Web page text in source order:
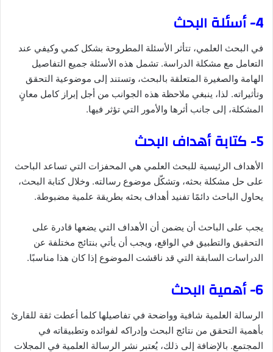
4- أسئلة البحث
في البحث العلمي، تتأثر الأسئلة المطروحة بشكل كمي وكيفي عند
التعامل مع مشكلة الدراسة. تشمل هذه الأسئلة جميع التفاصيل
الهامة والصغيرة المتعلقة بالبحث، وتستند إلى موضوعية التحقق
وتأثيراته. لذا، ينبغي ملاحظة هذه الجوانب من أجل إبراز كامل معانٍ
المشكلة، إلى جانب أثرها والأمور التي تؤثر فيها.
5- كتابة أهداف البحث
الأهداف الرئيسية للبحث العلمي هي المحفزات التي تساعد الباحث
على حل مشكلة بحثه، وتشكّل موضوع رسالته. وخلال كتابة البحث،
يحاول الباحث دائمًا تفنيد أهداف بحثه بطريقة علمية مضبوطة.
يجب على الباحث أن يضمن أن الأهداف التي يضعها قادرة على
التحقيق والتطبيق في الواقع، ويجب أن يأتي بنتائج مختلفة عن
الدراسات السابقة التي قد ناقشت الموضوع إذا كان هذا مناسبًا.
6- أهمية البحث
الرسالة العلمية شافية وواضحة في تفاصيلها كلما أعطت ثقة للقارئ
بأهمية التحقق من نتائج البحث وإدراكه لفوائده وتطبيقاته في
المجتمع. بالإضافة إلى ذلك، يُعتبر نشر الرسالة العلمية في المجلات